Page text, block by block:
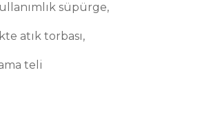
süpürge,
atık torbası,
teli